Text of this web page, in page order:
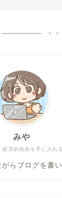
経済的自由を手に入れる
みや
らブログを書い